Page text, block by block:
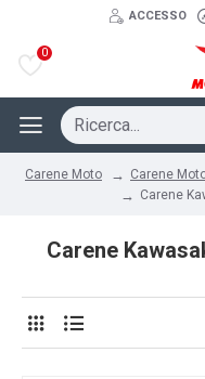
ACCESSO
0
Carene Moto Carene
Carene
Carene